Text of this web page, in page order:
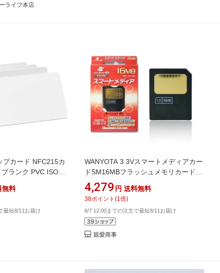
ライフ本店
プカード NFC215カ
ランク PVC ISOカ
に対応。
無料
最短8/11お届け
WANYOTA 3.3Vスマートメディアカー
ドSM16MBフラッシュメモリカードス
マートメディアカード
4,279 円 送料無料
38ポイント (1 倍)
8/7 12:00までの注文で最短8/11お届け
親愛商事